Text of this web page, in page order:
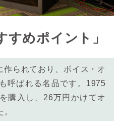
すめポイント」
作られており、ボイス・オ
呼ばれる名品です。1975
購入し、26万円かけてオ